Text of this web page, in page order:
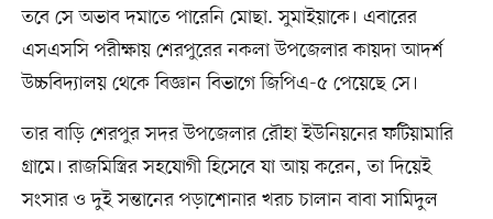
তবে সে অভাব দমাতে পারেনি মোছা. সুমাইয়াকে। এবারের
এসএসসি পরীক্ষায় শেরপুরের নকলা উপজেলার কায়দা আদর্শ
উচ্চবিদ্যালয় থেকে বিজ্ঞান বিভাগে জিপিএ-৫ পেয়েছে সে।
তার বাড়ি শেরপুর সদর উপজেলার রৌহা ইউনিয়নের ফটিয়ামারি
গ্রামে। রাজমিস্ত্রির সহযোগী হিসেবে যা আয় করেন, তা দিয়েই
সংসার ও দুই সন্তানের পড়াশোনার খরচ চালান বাবা সামিদুল